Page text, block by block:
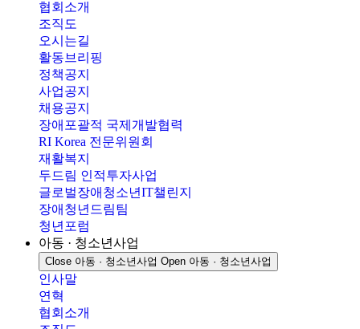
협회소개
조직도
오시는길
활동브리핑
정책공지
사업공지
채용공지
장애포괄적 국제개발협력
RI Korea 전문위원회
재활복지
두드림 인적투자사업
글로벌장애청소년IT챌린지
장애청년드림팀
청년포럼
아동 · 청소년사업
Close 아동 · 청소년사업 Open 아동 · 청소년사업
인사말
연혁
협회소개